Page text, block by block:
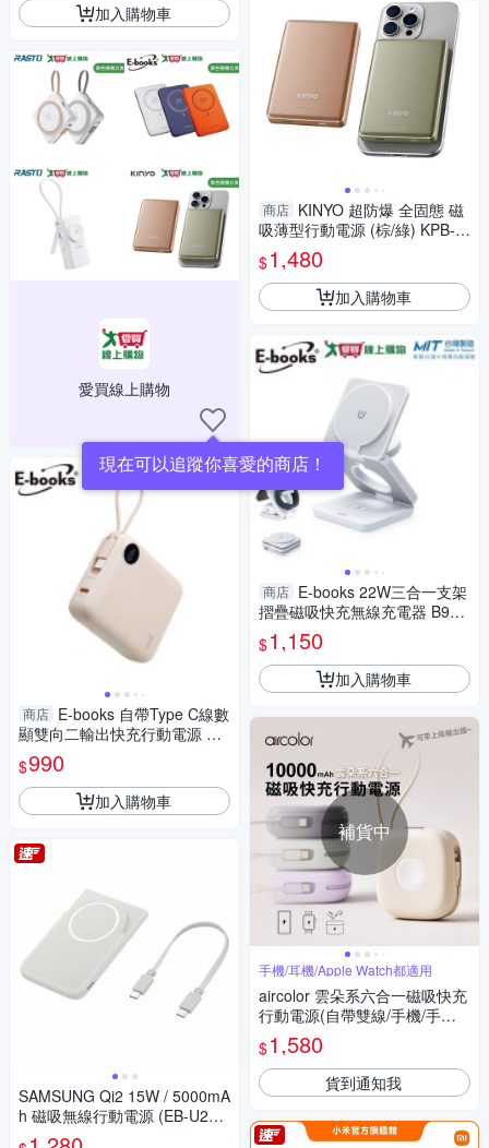
加入購物車
愛買線上購物
現在可以追蹤你喜愛的商店！
商店 E-books 自帶Type C線數
顯雙向二輸出快充行動電源 B1
29【愛買】
$990
加入購物車
SAMSUNG Qi2 15W / 5000mA
h 磁吸無線行動電源 (EB-U250
0)
商店 KINYO 超防爆 全固態 磁
吸薄型行動電源 (棕/綠) KPB-2
321【愛買】
$1,480
加入購物車
商店 E-books 22W三合一支架
摺疊磁吸快充無線充電器 B98
【台灣製造】【愛買】
$1,150
加入購物車
補貨中
手機/耳機/Apple Watch都適用
aircolor 雲朵系六合一磁吸快充
行動電源(自帶雙線/手機/手錶/
耳機)
$1,580
貨到通知我